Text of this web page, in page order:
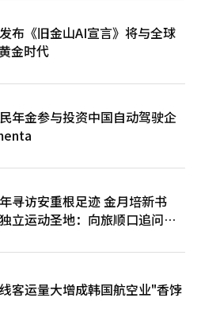
“世界杯甜筒”特别活动，借助品
费者参与。活动将送出孙兴慜亲笔
类企业的竞争则更
赞助品牌之一，OB啤酒旗下凯狮啤
附近开设“世界杯球迷大本营”快
赛应援空间。在韩国队比赛日，首
被打造为“Cass观赛酒吧”，为球
TEAM Edition”产品。烧酒品牌
品“TERRA X SON7 Edition”首批
包装产品，进一步抢占世界杯市
布《旧金山AI宣言》将与全球
金时代
年金参与投资中国自动驾驶企
寻访安重根足迹 金月培新书
独立运动圣地：向旅顺口追问历
客运量大增成韩国航空业"香饽